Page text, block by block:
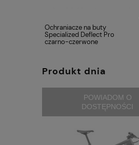
Ochraniacze na buty
Specialized Deflect Pro
czarno-czerwone
Produkt dnia
POWIADOM O
DOSTĘPNOŚCI